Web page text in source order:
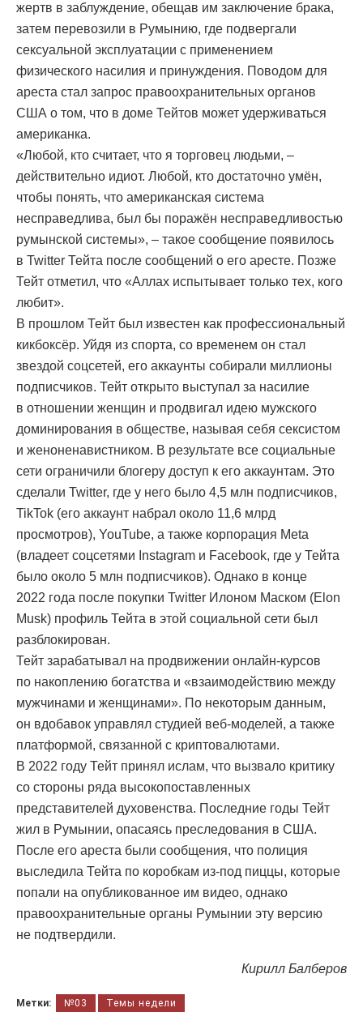
жертв в заблуждение, обещав им заключение брака,
затем перевозили в Румынию, где подвергали
сексуальной эксплуатации с применением
физического насилия и принуждения. Поводом для
ареста стал запрос правоохранительных органов
США о том, что в доме Тейтов может удерживаться
американка.
«Любой, кто считает, что я торговец людьми, –
действительно идиот. Любой, кто достаточно умён,
чтобы понять, что американская система
несправедлива, был бы поражён несправедливостью
румынской системы», – такое сообщение появилось
в Twitter Тейта после сообщений о его аресте. Позже
Тейт отметил, что «Аллах испытывает только тех, кого
любит».
В прошлом Тейт был известен как профессиональный
кикбоксёр. Уйдя из спорта, со временем он стал
звездой соцсетей, его аккаунты собирали миллионы
подписчиков. Тейт открыто выступал за насилие
в отношении женщин и продвигал идею мужского
доминирования в обществе, называя себя сексистом
и женоненавистником. В результате все социальные
сети ограничили блогеру доступ к его аккаунтам. Это
сделали Twitter, где у него было 4,5 млн подписчиков,
TikTok (его аккаунт набрал около 11,6 млрд
просмотров), YouTube, а также корпорация Meta
(владеет соцсетями Instagram и Facebook, где у Тейта
было около 5 млн подписчиков). Однако в конце
2022 года после покупки Twitter Илоном Маском (Elon
Musk) профиль Тейта в этой социальной сети был
разблокирован.
Тейт зарабатывал на продвижении онлайн-курсов
по накоплению богатства и «взаимодействию между
мужчинами и женщинами». По некоторым данным,
он вдобавок управлял студией веб-моделей, а также
платформой, связанной с криптовалютами.
В 2022 году Тейт принял ислам, что вызвало критику
со стороны ряда высокопоставленных
представителей духовенства. Последние годы Тейт
жил в Румынии, опасаясь преследования в США.
После его ареста были сообщения, что полиция
выследила Тейта по коробкам из-под пиццы, которые
попали на опубликованное им видео, однако
правоохранительные органы Румынии эту версию
не подтвердили.
Кирилл Балберов
Метки: №03 Темы недели